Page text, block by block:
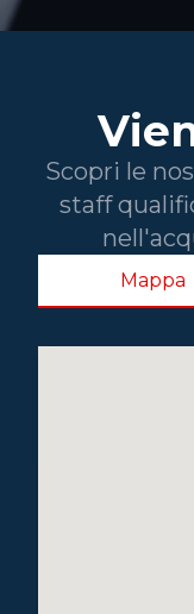
Scopri le
staff
Mappa